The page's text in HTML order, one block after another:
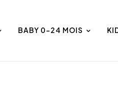
BABY 0-24 MOIS